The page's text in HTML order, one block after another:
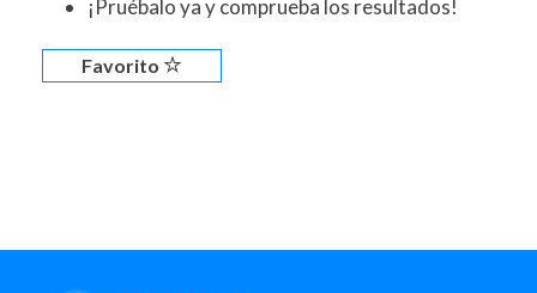
¡Pruébalo ya y comprueba los resultados!
Favorito